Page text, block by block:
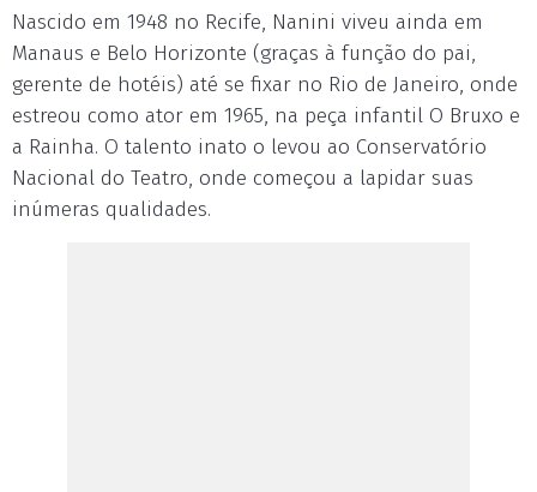
Nascido em 1948 no Recife, Nanini viveu ainda em
Manaus e Belo Horizonte (graças à função do pai,
gerente de hotéis) até se fixar no Rio de Janeiro, onde
estreou como ator em 1965, na peça infantil O Bruxo e
a Rainha. O talento inato o levou ao Conservatório
Nacional do Teatro, onde começou a lapidar suas
inúmeras qualidades.